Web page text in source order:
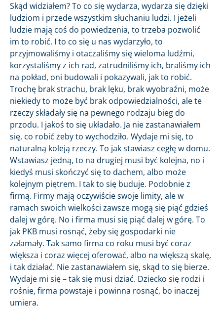
Skąd widziałem? To co się wydarza, wydarza się dzięki
ludziom i przede wszystkim słuchaniu ludzi. I jeżeli
ludzie mają coś do powiedzenia, to trzeba pozwolić
im to robić. I to co się u nas wydarzyło, to
przyjmowaliśmy i otaczaliśmy się wieloma ludźmi,
korzystaliśmy z ich rad, zatrudniliśmy ich, braliśmy ich
na pokład, oni budowali i pokazywali, jak to robić.
Trochę brak strachu, brak lęku, brak wyobraźni, może
niekiedy to może być brak odpowiedzialności, ale te
rzeczy składały się na pewnego rodzaju bieg do
przodu. I jakoś to się układało. Ja nie zastanawiałem
się, co robić żeby to wychodziło. Wydaje mi się, to
naturalną koleją rzeczy. To jak stawiasz cegłę w domu.
Wstawiasz jedną, to na drugiej musi być kolejna, no i
kiedyś musi skończyć się to dachem, albo może
kolejnym piętrem. I tak to się buduje. Podobnie z
firmą. Firmy mają oczywiście swoje limity, ale w
ramach swoich wielkości zawsze mogą się piąć gdzieś
dalej w górę. No i firma musi się piąć dalej w górę. To
jak PKB musi rosnąć, żeby się gospodarki nie
załamały. Tak samo firma co roku musi być coraz
większa i coraz więcej oferować, albo na większą skalę,
i tak działać. Nie zastanawiałem się, skąd to się bierze.
Wydaje mi się – tak się musi dziać. Dziecko się rodzi i
rośnie, firma powstaje i powinna rosnąć, bo inaczej
umiera.